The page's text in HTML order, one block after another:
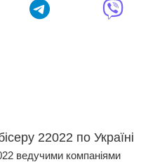
22022 по Україні
ведучими компаніями